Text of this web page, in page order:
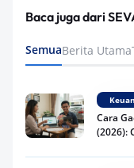
Baca juga dari
SemuaBerita Utama
Cara
(2026):